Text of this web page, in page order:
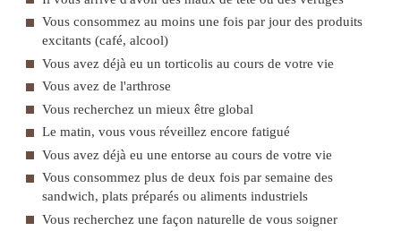
Vous consommez au moins une fois par jour des produits
excitants (café, alcool)
Vous avez déjà eu un torticolis au cours de votre vie
Vous avez de l'arthrose
Vous recherchez un mieux être global
Le matin, vous vous réveillez encore fatigué
Vous avez déjà eu une entorse au cours de votre vie
Vous consommez plus de deux fois par semaine des
sandwich, plats préparés ou aliments industriels
Vous recherchez une façon naturelle de vous soigner